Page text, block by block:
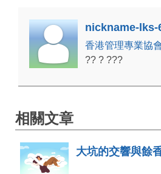
nickname-lks-
香港管理專業協
?? ? ???
相關文章
大坑的交響與餘